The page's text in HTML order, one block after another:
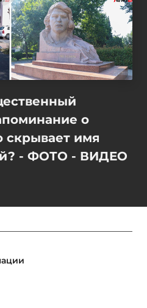
о
скрывает имя
- ФОТО - ВИДЕО